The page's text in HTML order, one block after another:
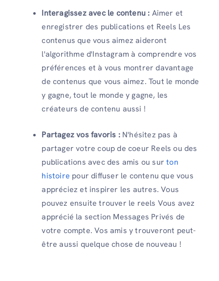
Interagissez avec le contenu : Aimer et
enregistrer des publications et Reels Les
contenus que vous aimez aideront
l'algorithme d'Instagram à comprendre vos
préférences et à vous montrer davantage
de contenus que vous aimez. Tout le monde
y gagne, tout le monde y gagne, les
créateurs de contenu aussi !
Partagez vos favoris : N'hésitez pas à
partager votre coup de coeur Reels ou des
publications avec des amis ou surton
histoire pour diffuser le contenu que vous
appréciez et inspirer les autres. Vous
pouvez ensuite trouver le reels Vous avez
apprécié la section Messages Privés de
votre compte. Vos amis y trouveront peut-
être aussi quelque chose de nouveau !